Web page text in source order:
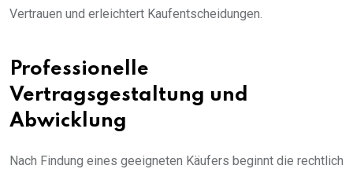
Vertrauen und erleichtert Kaufentscheidungen.
Professionelle
Vertragsgestaltung und
Abwicklung
Nach Findung eines geeigneten Käufers beginnt die rechtlich